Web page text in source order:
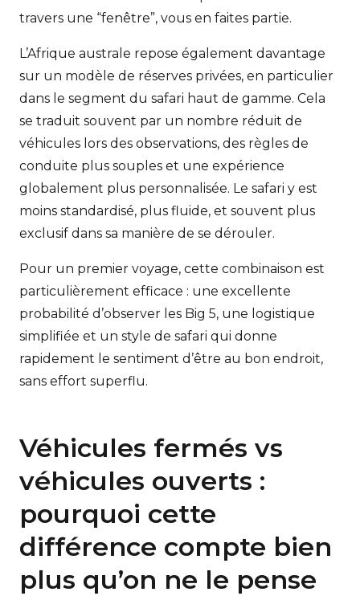
travers une “fenêtre”, vous en faites partie.
L’Afrique australe repose également davantage
sur un modèle de réserves privées, en particulier
dans le segment du safari haut de gamme. Cela
se traduit souvent par un nombre réduit de
véhicules lors des observations, des règles de
conduite plus souples et une expérience
globalement plus personnalisée. Le safari y est
moins standardisé, plus fluide, et souvent plus
exclusif dans sa manière de se dérouler.
Pour un premier voyage, cette combinaison est
particulièrement efficace : une excellente
probabilité d’observer les Big 5, une logistique
simplifiée et un style de safari qui donne
rapidement le sentiment d’être au bon endroit,
sans effort superflu.
Véhicules fermés vs
véhicules ouverts :
pourquoi cette
différence compte bien
plus qu’on ne le pense